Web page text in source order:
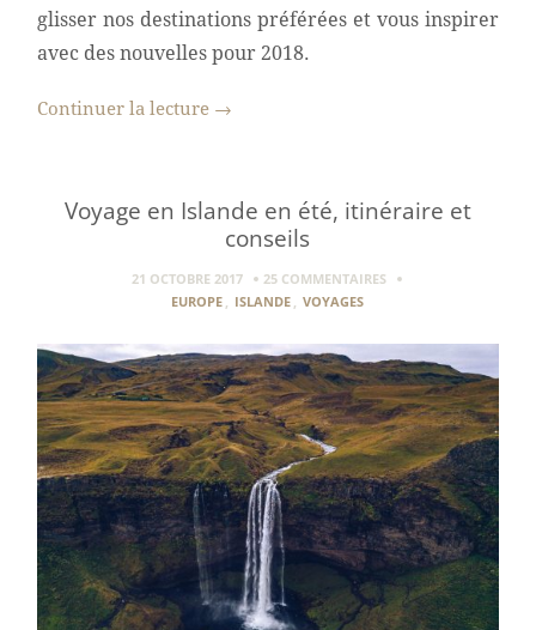
glisser nos destinations préférées et vous inspirer
avec des nouvelles pour 2018.
Continuer la lecture →
Voyage en Islande en été, itinéraire et
conseils
21 OCTOBRE 2017
25 COMMENTAIRES
EUROPE , ISLANDE , VOYAGES